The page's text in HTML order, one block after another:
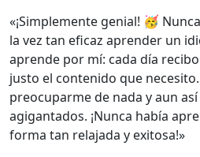
«¡Simplemente genial! 🥳
la vez tan eficaz aprender un
aprende por mí: cada día
justo el contenido que
preocuparme de nada y aun
agigantados. ¡Nunca había
forma tan relajada y exitosa!»